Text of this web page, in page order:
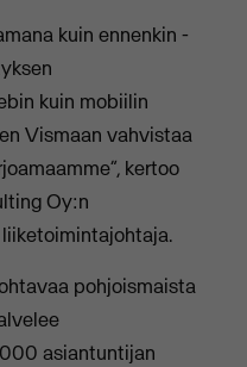
kuin ennenkin -
kuin mobiilin
Vismaan vahvistaa
kertoo
Oy:n
pohjoismaista
asiantuntijan